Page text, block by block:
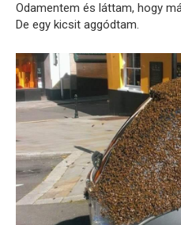
Odamentem és láttam, hogy
De egy kicsit aggódtam.